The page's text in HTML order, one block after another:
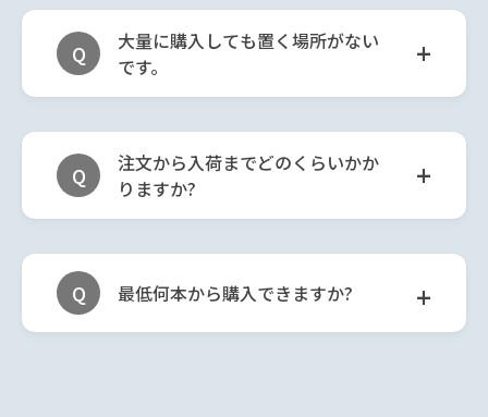
Q
大量に購入しても置く場所がない
です。
+
Q
注文から入荷までどのくらいかか
りますか?
+
Q 最低何本から購入できますか? +